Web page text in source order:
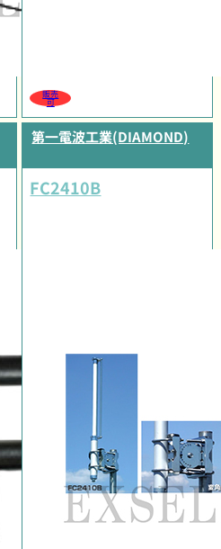
販売
可
第一電波工業(DIAMOND)
FC2410B